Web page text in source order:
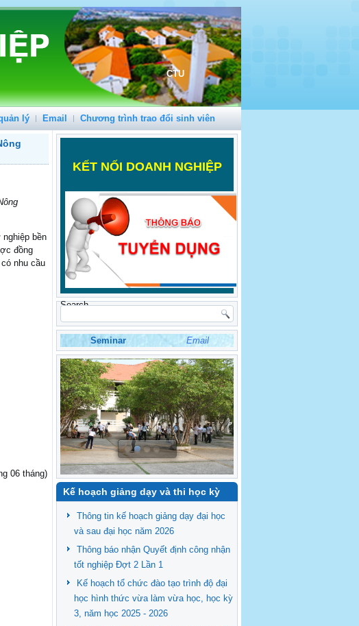
CTU
lý Email Chương trình trao đổi sinh viên
bền
đồng
nhu cầu
06 tháng)
KẾT NỐI DOANH NGHIỆP
Search
Seminar Email
Kế hoạch giảng dạy và thi học kỳ
Thông tin kế hoạch giảng dạy đại học
và sau đại học năm 2026
Thông báo nhận Quyết định công nhận
tốt nghiệp Đợt 2 Lần 1
Kế hoạch tổ chức đào tạo trình độ đại
học hình thức vừa làm vừa học, học kỳ
3, năm học 2025 - 2026